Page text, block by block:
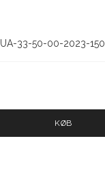
UA-33-50-00-2023-150
KØB